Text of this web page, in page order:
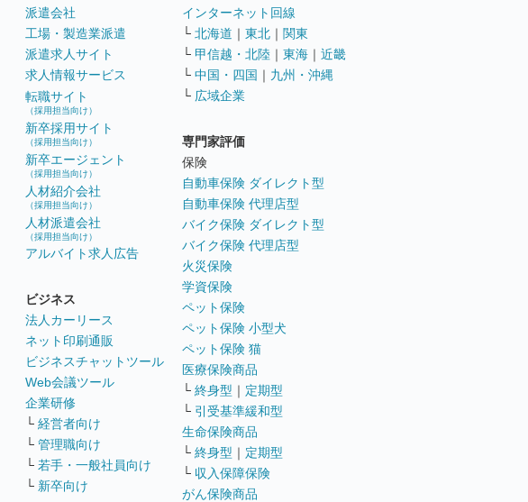
派遣会社
工場・製造業派遣
派遣求人サイト
求人情報サービス
転職サイト
（採用担当向け）
新卒採用サイト
（採用担当向け）
新卒エージェント
（採用担当向け）
人材紹介会社
（採用担当向け）
人材派遣会社
（採用担当向け）
アルバイト求人広告
ビジネス
法人カーリース
ネット印刷通販
ビジネスチャットツール
Web会議ツール
企業研修
└ 経営者向け
└ 管理職向け
└ 若手・一般社員向け
└ 新卒向け
インターネット回線
└ 北海道 ｜ 東北 ｜ 関東
└ 甲信越・北陸 ｜ 東海 ｜ 近畿
└ 中国・四国 ｜ 九州・沖縄
└ 広域企業
専門家評価
保険
自動車保険 ダイレクト型
自動車保険 代理店型
バイク保険 ダイレクト型
バイク保険 代理店型
火災保険
学資保険
ペット保険
ペット保険 小型犬
ペット保険 猫
医療保険商品
└ 終身型 ｜ 定期型
└ 引受基準緩和型
生命保険商品
└ 終身型 ｜ 定期型
└ 収入保障保険
がん保険商品